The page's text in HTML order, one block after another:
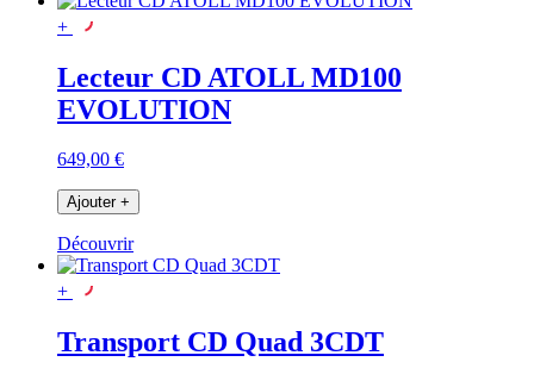
+
Lecteur CD ATOLL MD100
EVOLUTION
649,00 €
Ajouter +
Découvrir
+
Transport CD Quad 3CDT